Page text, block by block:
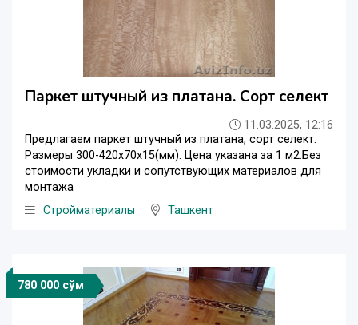
Паркет штучный из платана. Сорт селект
11.03.2025, 12:16
Предлагаем паркет штучный из платана, сорт селект.
Размеры 300-420х70х15(мм). Цена указана за 1 м2.Без
стоимости укладки и сопутствующих материалов для
монтажа
Стройматериалы
Ташкент
780 000 сўм